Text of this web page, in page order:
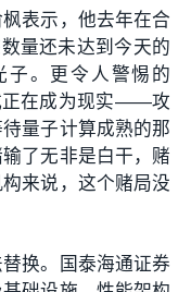
表示，他去年在合
量还未达到今天的
子。更令人警惕的
正在成为现实——攻
量子计算成熟的那
了无非是白干，赌
来说，这个赌局没
换。国泰海通证券